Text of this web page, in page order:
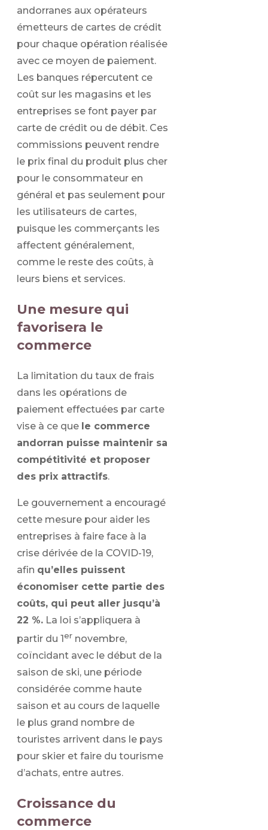
andorranes aux opérateurs
émetteurs de cartes de crédit
pour chaque opération réalisée
avec ce moyen de paiement.
Les banques répercutent ce
coût sur les magasins et les
entreprises se font payer par
carte de crédit ou de débit. Ces
commissions peuvent rendre
le prix final du produit plus cher
pour le consommateur en
général et pas seulement pour
les utilisateurs de cartes,
puisque les commerçants les
affectent généralement,
comme le reste des coûts, à
leurs biens et services.
Une mesure qui
favorisera le
commerce
La limitation du taux de frais
dans les opérations de
paiement effectuées par carte
vise à ce que le commerce
andorran puisse maintenir sa
compétitivité et proposer
des prix attractifs.
Le gouvernement a encouragé
cette mesure pour aider les
entreprises à faire face à la
crise dérivée de la COVID-19,
afin qu’elles puissent
économiser cette partie des
coûts, qui peut aller jusqu’à
22 %. La loi s’appliquera à
partir du 1er novembre,
coïncidant avec le début de la
saison de ski, une période
considérée comme haute
saison et au cours de laquelle
le plus grand nombre de
touristes arrivent dans le pays
pour skier et faire du tourisme
d’achats, entre autres.
Croissance du
commerce